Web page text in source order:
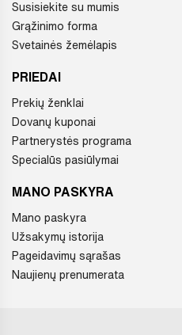
Susisiekite su mumis
Grąžinimo forma
Svetainės žemėlapis
PRIEDAI
Prekių ženklai
Dovanų kuponai
Partnerystės programa
Specialūs pasiūlymai
MANO PASKYRA
Mano paskyra
Užsakymų istorija
Pageidavimų sąrašas
Naujienų prenumerata